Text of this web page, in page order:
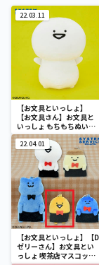
22.03.11
【お文具といっしょ】
【お文具さん】お文具と
いっしょ もちもちぬいぐ
るみXL プレミアム
22.04.01
【お文具といっしょ】【D
ゼリーさん】お文具とい
っしょ 喫茶店マスコット